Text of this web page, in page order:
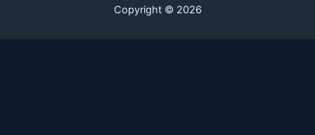
Copyright © 2026